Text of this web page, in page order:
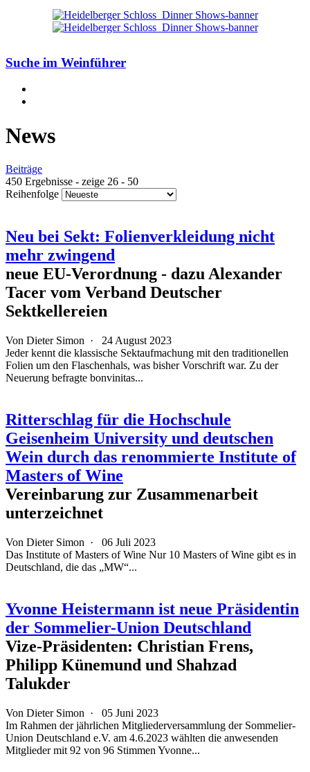
Suche im Weinführer
News
Beiträge
450 Ergebnisse - zeige 26 - 50
Reihenfolge
Neu bei Sekt: Folienverkleidung nicht
mehr zwingend
neue EU-Verordnung - dazu Alexander
Tacer vom Verband Deutscher
Sektkellereien
Von Dieter Simon · 24 August 2023
Jeder kennt die klassische Sektaufmachung mit den traditionellen
Folien um den Flaschenhals, was bisher Vorschrift war. Zu der
Neuerung befragte bonvinitas...
Ritterschlag für die Hochschule
Geisenheim University und deutschen
Wein durch das renommierte Institute of
Masters of Wine
Vereinbarung zur Zusammenarbeit
unterzeichnet
Von Dieter Simon · 06 Juli 2023
Das Institute of Masters of Wine Nur 10 Masters of Wine gibt es in
Deutschland, die das „MW“...
Yvonne Heistermann ist neue Präsidentin
der Sommelier-Union Deutschland
Vize-Präsidenten: Christian Frens,
Philipp Künemund und Shahzad
Talukder
Von Dieter Simon · 05 Juni 2023
Im Rahmen der jährlichen Mitgliederversammlung der Sommelier-
Union Deutschland e.V. am 4.6.2023 wählten die anwesenden
Mitglieder mit 92 von 96 Stimmen Yvonne...